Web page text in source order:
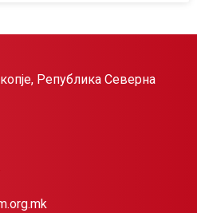
Република Северна